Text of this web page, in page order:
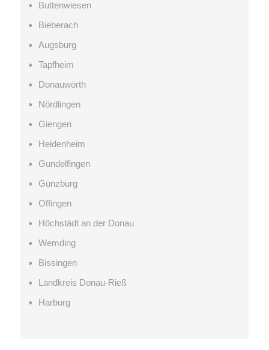
Buttenwiesen
Bieberach
Augsburg
Tapfheim
Donauwörth
Nördlingen
Giengen
Heidenheim
Gundelfingen
Günzburg
Offingen
Höchstädt an der Donau
Wemding
Bissingen
Landkreis Donau-Rieß
Harburg